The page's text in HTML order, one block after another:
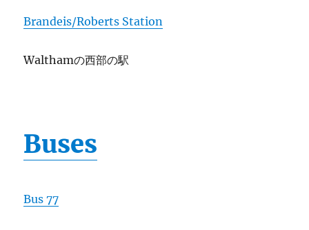
Brandeis/Roberts Station
Walthamの西部の駅
Buses
Bus 77